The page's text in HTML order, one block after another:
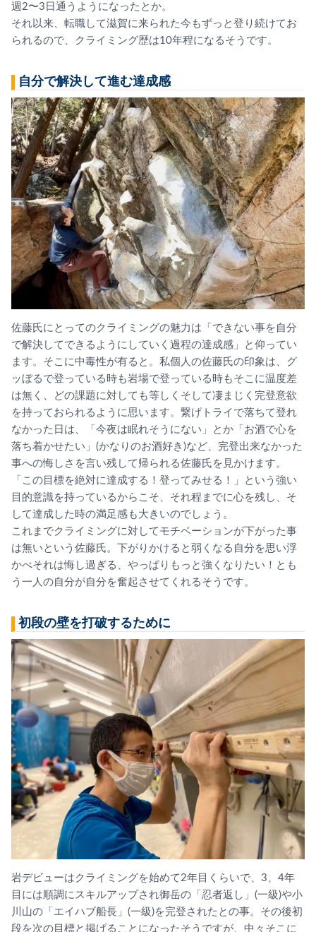
週2〜3日通うようになったとか。
それ以来、 転職して滋賀に来られた今もずっと登り続けてお
られるので、
クライミング歴は10年程になるそうです。
自分で解決して進む達成感
佐藤氏にとってのクライミングの魅力は「 できない事を自分
で解決してできるようにしていく過程の達成感」
と仰ってい
ます。そこに中毒性が有ると。 私個人の佐藤氏の印象は、 グ
ッぼるで登っている時も岩場で登っている時もそこに温度差
は無 く、
どの課題に対しても等しくそして凄まじく完登意欲
を持っておられるように思います。繋げトライで落ちて登れ
なかった日は、「 今夜は眠れそうにない」とか「お酒で心を
落ち着かせたい」(かなりのお酒好き)など、 完登出来なかった
事への悔しさを言い残して帰られる佐藤氏を見かけます。
「この目標を絶対に達成する！登ってみせる！」
という強い
目的意識を持っているからこそ、 それ程までに心を残し、 そ
して達成した時の満足感も大きいのでしょう。
これまでクライミングに対してモチベーションが下がった事
は無い という佐藤氏。
下がりかけると弱くなる自分を思い浮
かべそれは悔し過ぎる、 やっぱりもっと強くなりたい！ とも
う一人の自分が自分を奮起させてくれるそうです。
初段の壁を打破するために
岩デビューはクライミングを始めて2年目くらいで、3、4年
目に は順調にスキルアップされ御岳の「忍者返し」(一級)や小
川山の 「エイハブ船長」(一級)を完登されたとの事。 その後初
段を次の目標と掲げることになったそうですが、 中々そこに